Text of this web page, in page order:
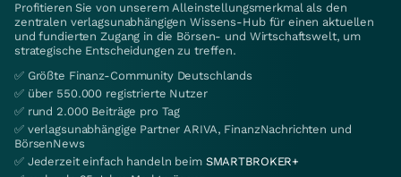
Profitieren Sie von unserem Alleinstellungsmerkmal als den
zentralen verlagsunabhängigen Wissens-Hub für einen aktuellen
und fundierten Zugang in die Börsen- und Wirtschaftswelt, um
strategische Entscheidungen zu treffen.
✅ Größte Finanz-Community Deutschlands
✅ über 550.000 registrierte Nutzer
✅ rund 2.000 Beiträge pro Tag
✅ verlagsunabhängige Partner ARIVA, FinanzNachrichten und
BörsenNews
✅ Jederzeit einfach handeln beim SMARTBROKER+